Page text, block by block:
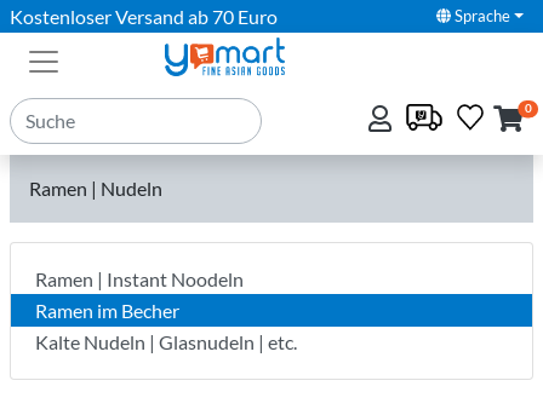
Kostenloser Versand ab 70 Euro Sprache
0
Ramen | Nudeln
Ramen | Instant Noodeln
Ramen im Becher
Kalte Nudeln | Glasnudeln | etc.